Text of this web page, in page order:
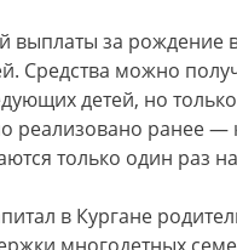
выплаты за рождение
Средства можно
детей, но
реализовано ранее —
только один раз
в Кургане